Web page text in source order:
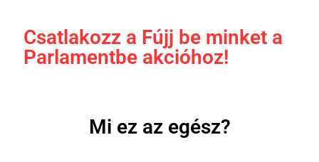
Csatlakozz a Fújj be minket a
Parlamentbe akcióhoz!
Mi ez az egész?